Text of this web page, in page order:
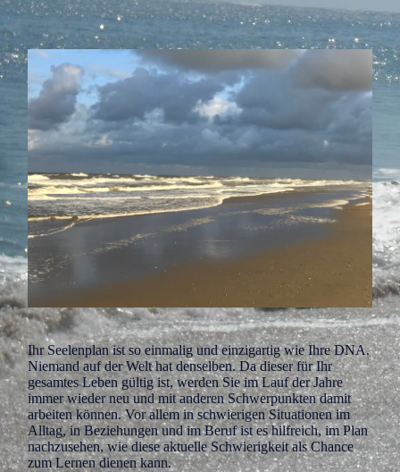
Ihr Seelenplan ist so einmalig und einzigartig wie Ihre DNA.
Niemand auf der Welt hat denselben. Da dieser für Ihr
gesamtes Leben gültig ist, werden Sie im Lauf der Jahre
immer wieder neu und mit anderen Schwerpunkten damit
arbeiten können. Vor allem in schwierigen Situationen im
Alltag, in Beziehungen und im Beruf ist es hilfreich, im Plan
nachzusehen, wie diese aktuelle Schwierigkeit als Chance
zum Lernen dienen kann.